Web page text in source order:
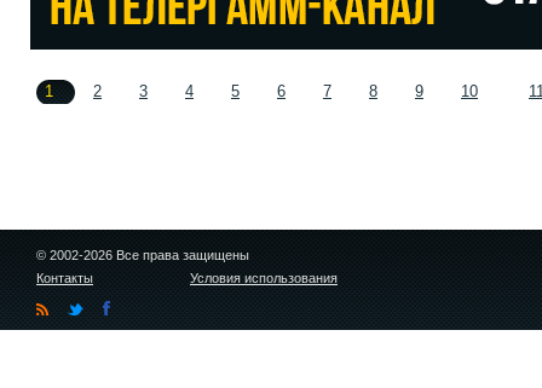
1 2 3 4 5 6 7 8 9 10
© 2002-2026 Все права защищены
Контакты
Условия использования